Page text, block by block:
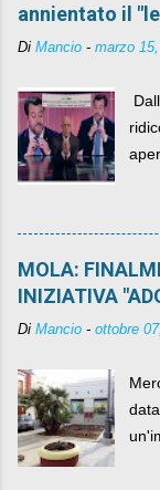
annientato il
Di Mancio - marzo
MOLA:
INIZIATIVA
Di Mancio - ottobre